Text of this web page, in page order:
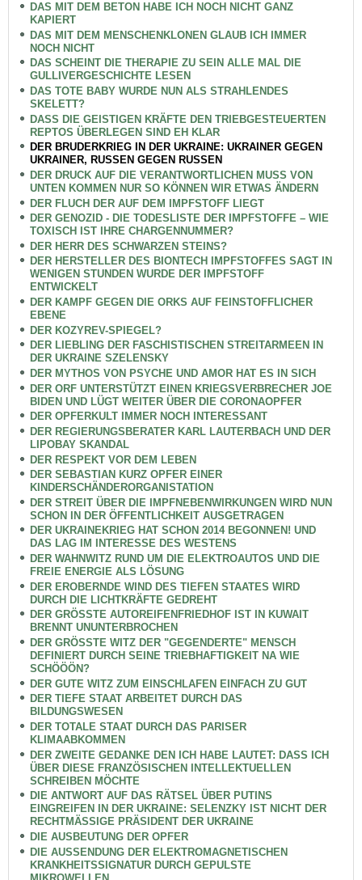
DAS MIT DEM BETON HABE ICH NOCH NICHT GANZ
KAPIERT
DAS MIT DEM MENSCHENKLONEN GLAUB ICH IMMER
NOCH NICHT
DAS SCHEINT DIE THERAPIE ZU SEIN ALLE MAL DIE
GULLIVERGESCHICHTE LESEN
DAS TOTE BABY WURDE NUN ALS STRAHLENDES
SKELETT?
DASS DIE GEISTIGEN KRÄFTE DEN TRIEBGESTEUERTEN
REPTOS ÜBERLEGEN SIND EH KLAR
DER BRUDERKRIEG IN DER UKRAINE: UKRAINER GEGEN
UKRAINER, RUSSEN GEGEN RUSSEN
DER DRUCK AUF DIE VERANTWORTLICHEN MUSS VON
UNTEN KOMMEN NUR SO KÖNNEN WIR ETWAS ÄNDERN
DER FLUCH DER AUF DEM IMPFSTOFF LIEGT
DER GENOZID - DIE TODESLISTE DER IMPFSTOFFE – WIE
TOXISCH IST IHRE CHARGENNUMMER?
DER HERR DES SCHWARZEN STEINS?
DER HERSTELLER DES BIONTECH IMPFSTOFFES SAGT IN
WENIGEN STUNDEN WURDE DER IMPFSTOFF
ENTWICKELT
DER KAMPF GEGEN DIE ORKS AUF FEINSTOFFLICHER
EBENE
DER KOZYREV-SPIEGEL?
DER LIEBLING DER FASCHISTISCHEN STREITARMEEN IN
DER UKRAINE SZELENSKY
DER MYTHOS VON PSYCHE UND AMOR HAT ES IN SICH
DER ORF UNTERSTÜTZT EINEN KRIEGSVERBRECHER JOE
BIDEN UND LÜGT WEITER ÜBER DIE CORONAOPFER
DER OPFERKULT IMMER NOCH INTERESSANT
DER REGIERUNGSBERATER KARL LAUTERBACH UND DER
LIPOBAY SKANDAL
DER RESPEKT VOR DEM LEBEN
DER SEBASTIAN KURZ OPFER EINER
KINDERSCHÄNDERORGANISTATION
DER STREIT ÜBER DIE IMPFNEBENWIRKUNGEN WIRD NUN
SCHON IN DER ÖFFENTLICHKEIT AUSGETRAGEN
DER UKRAINEKRIEG HAT SCHON 2014 BEGONNEN! UND
DAS LAG IM INTERESSE DES WESTENS
DER WAHNWITZ RUND UM DIE ELEKTROAUTOS UND DIE
FREIE ENERGIE ALS LÖSUNG
DER EROBERNDE WIND DES TIEFEN STAATES WIRD
DURCH DIE LICHTKRÄFTE GEDREHT
DER GRÖSSTE AUTOREIFENFRIEDHOF IST IN KUWAIT
BRENNT UNUNTERBROCHEN
DER GRÖSSTE WITZ DER "GEGENDERTE" MENSCH
DEFINIERT DURCH SEINE TRIEBHAFTIGKEIT NA WIE
SCHÖÖÖN?
DER GUTE WITZ ZUM EINSCHLAFEN EINFACH ZU GUT
DER TIEFE STAAT ARBEITET DURCH DAS
BILDUNGSWESEN
DER TOTALE STAAT DURCH DAS PARISER
KLIMAABKOMMEN
DER ZWEITE GEDANKE DEN ICH HABE LAUTET: DASS ICH
ÜBER DIESE FRANZÖSISCHEN INTELLEKTUELLEN
SCHREIBEN MÖCHTE
DIE ANTWORT AUF DAS RÄTSEL ÜBER PUTINS
EINGREIFEN IN DER UKRAINE: SELENZKY IST NICHT DER
RECHTMÄSSIGE PRÄSIDENT DER UKRAINE
DIE AUSBEUTUNG DER OPFER
DIE AUSSENDUNG DER ELEKTROMAGNETISCHEN
KRANKHEITSSIGNATUR DURCH GEPULSTE